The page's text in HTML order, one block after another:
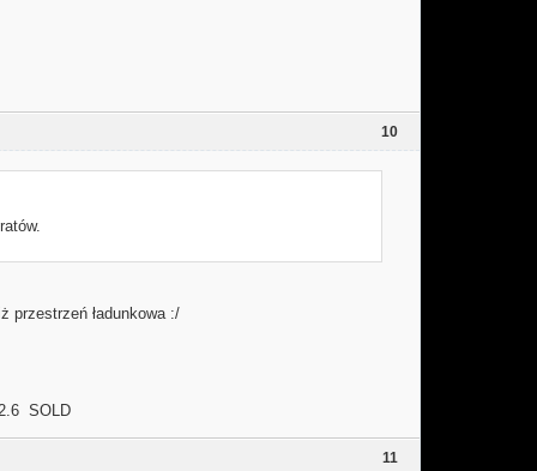
10
przestrzeń ładunkowa :/
SOLD
11